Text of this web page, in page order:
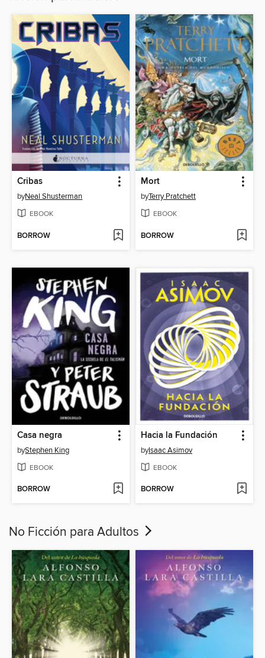
Cribas
byNeal Shusterman
EBOOK
BORROW
Mort
byTerry Pratchett
EBOOK
BORROW
Casa negra
byStephen King
EBOOK
BORROW
Hacia la Fundación
byIsaac Asimov
EBOOK
BORROW
No Ficción para Adultos